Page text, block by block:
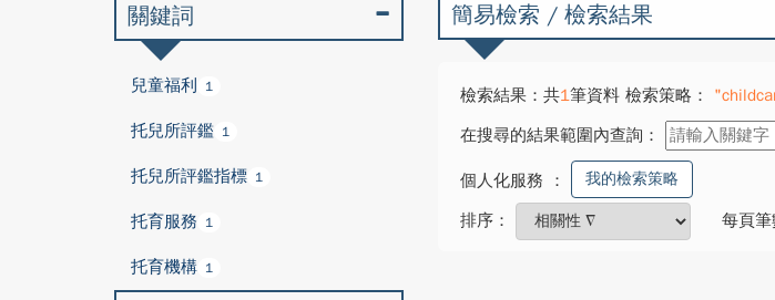
簡易檢索 / 檢索結果
檢索結果：共1筆資料 檢索策略：
在搜尋的結果範圍內查詢：
個人化服務 ： 我的檢索策略
排序： 每頁筆
關鍵詞
兒童福利 1
托兒所評鑑 1
托兒所評鑑指標 1
托育服務 1
托育機構 1